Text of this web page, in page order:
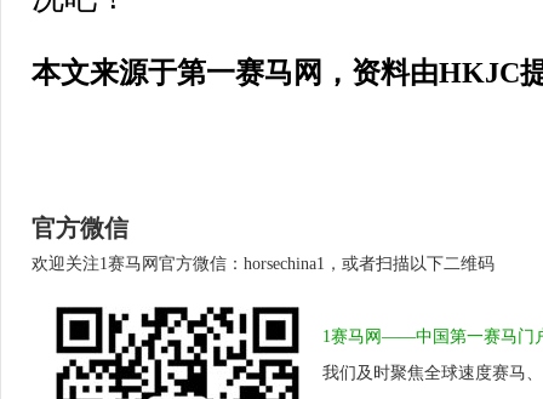
本文来源于第一赛马网，资料由HKJC
官方微信
欢迎关注1赛马网官方微信：horsechina1，或者扫描以下二维码
1赛马网——中国第一赛马门
我们及时聚焦全球速度赛马